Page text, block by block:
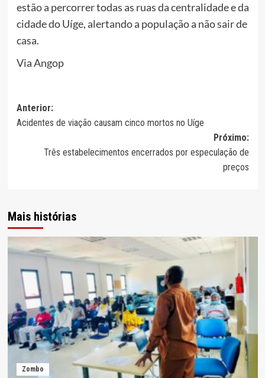
estão a percorrer todas as ruas da centralidade e da
cidade do Uíge, alertando a população a não sair de
casa.
Via Angop
Navegação
de
artigos
Anterior:
Acidentes de viação causam cinco mortos no Uíge
Próximo:
Três estabelecimentos encerrados por especulação de
preços
Mais histórias
Zombo